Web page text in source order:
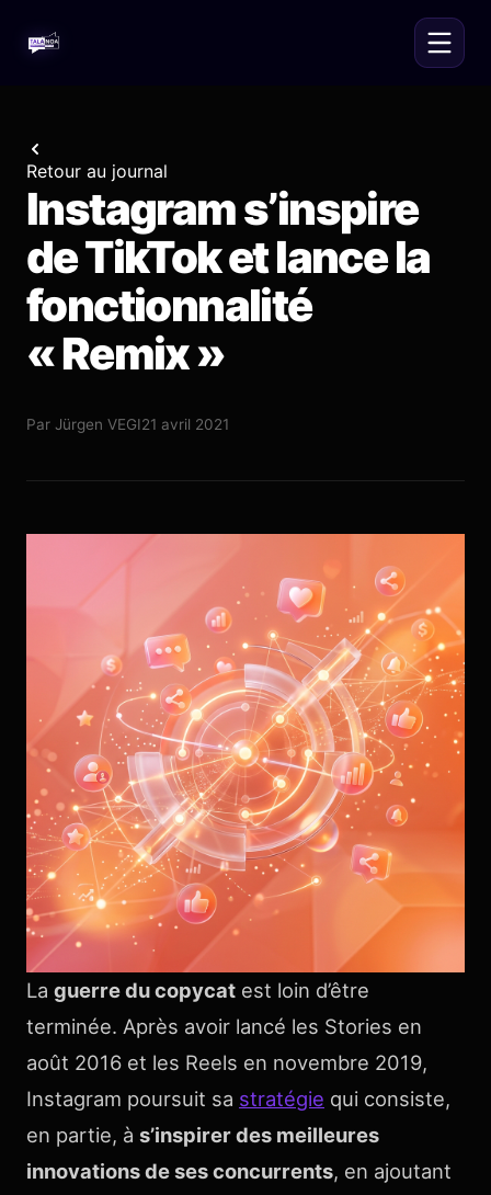
Retour au journal
Instagram s’inspire
de TikTok et lance la
fonctionnalité
« Remix »
Par Jürgen VEGI21 avril 2021
La guerre du copycat est loin d’être
terminée. Après avoir lancé les Stories en
août 2016 et les Reels en novembre 2019,
Instagram poursuit sa stratégie qui consiste,
en partie, à s’inspirer des meilleures
innovations de ses concurrents, en ajoutant